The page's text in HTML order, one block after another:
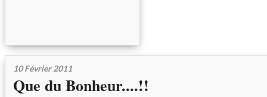
10 Février 2011
Que du Bonheur....!!